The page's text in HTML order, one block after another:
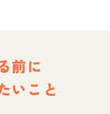
前に
いこと